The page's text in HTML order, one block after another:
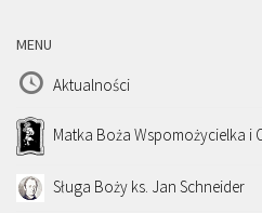
MENU
Aktualności
Matka Boża Wspomożycielka i
Sługa Boży ks. Jan Schneider